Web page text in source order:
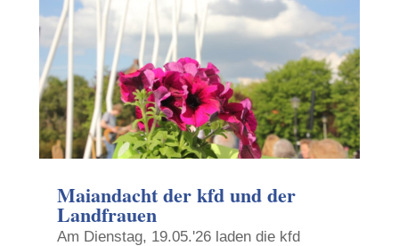
Maiandacht der kfd und der
Landfrauen
Am Dienstag, 19.05.'26 laden die kfd